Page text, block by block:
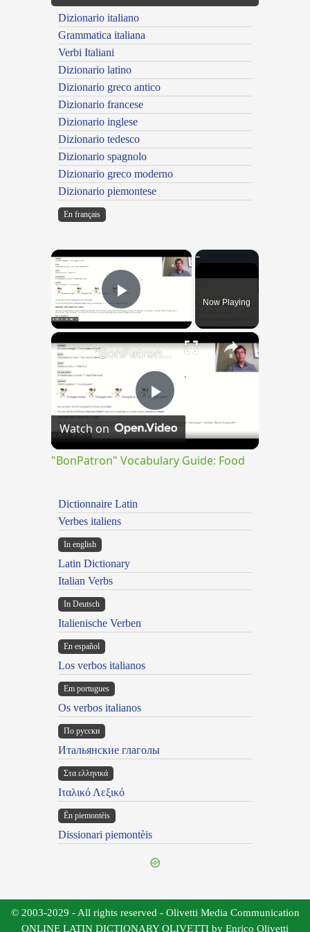
Dizionario italiano
Grammatica italiana
Verbi Italiani
Dizionario latino
Dizionario greco antico
Dizionario francese
Dizionario inglese
Dizionario tedesco
Dizionario spagnolo
Dizionario greco moderno
Dizionario piemontese
En français
×
Play VideoNow Playing
×
Play
Video
"BonPatron" Vocabulary Guide: Food
Watch on
"BonPatron" Vocabulary Guide: Food
Dictionnaire Latin
Verbes italiens
In english
Latin Dictionary
Italian Verbs
In Deutsch
Italienische Verben
En español
Los verbos italianos
Em portugues
Os verbos italianos
По русски
Итальянские глаголы
Στα ελληνικά
Ιταλικό Λεξικό
Ën piemontèis
Dissionari piemontèis
© 2003-2029 - All rights reserved - Olivetti Media Communication
ONLINE LATIN DICTIONARY OLIVETTI by Enrico Olivetti